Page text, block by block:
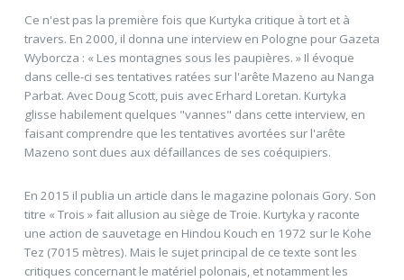
Ce n'est pas la première fois que Kurtyka critique à tort et à
travers. En 2000, il donna une interview en Pologne pour Gazeta
Wyborcza : « Les montagnes sous les paupières. » Il évoque
dans celle-ci ses tentatives ratées sur l'arête Mazeno au Nanga
Parbat. Avec Doug Scott, puis avec Erhard Loretan. Kurtyka
glisse habilement quelques "vannes" dans cette interview, en
faisant comprendre que les tentatives avortées sur l'arête
Mazeno sont dues aux défaillances de ses coéquipiers.
En 2015 il publia un article dans le magazine polonais Gory. Son
titre « Trois » fait allusion au siège de Troie. Kurtyka y raconte
une action de sauvetage en Hindou Kouch en 1972 sur le Kohe
Tez (7015 mètres). Mais le sujet principal de ce texte sont les
critiques concernant le matériel polonais, et notamment les